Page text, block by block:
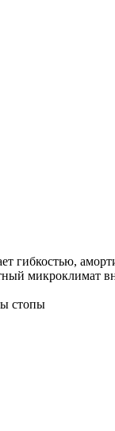
гибкостью,
микроклимат
стопы